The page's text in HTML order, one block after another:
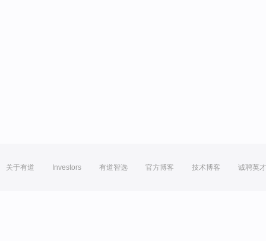
关于有道 Investors 有道智选 官方博客 技术博客 诚聘英才